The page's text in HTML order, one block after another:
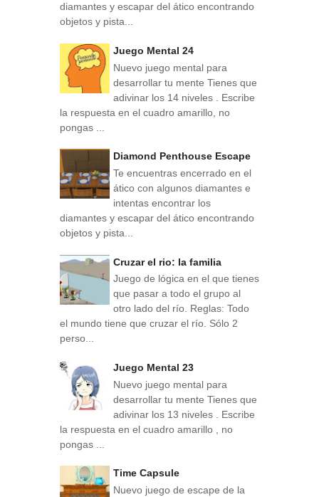
diamantes y escapar del ático encontrando
objetos y pista...
Juego Mental 24
Nuevo juego mental para
desarrollar tu mente Tienes que
adivinar los 14 niveles . Escribe
la respuesta en el cuadro amarillo, no
pongas ...
Diamond Penthouse Escape
Te encuentras encerrado en el
ático con algunos diamantes e
intentas encontrar los
diamantes y escapar del ático encontrando
objetos y pista...
Cruzar el rio: la familia
Juego de lógica en el que tienes
que pasar a todo el grupo al
otro lado del río. Reglas: Todo
el mundo tiene que cruzar el río. Sólo 2
perso...
Juego Mental 23
Nuevo juego mental para
desarrollar tu mente Tienes que
adivinar los 13 niveles . Escribe
la respuesta en el cuadro amarillo , no
pongas ...
Time Capsule
Nuevo juego de escape de la